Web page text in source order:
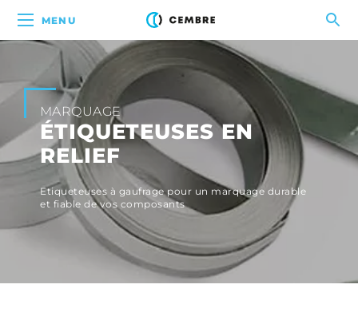
MENU
MARQUAGE
ÉTIQUETEUSES EN
RELIEF
Etiqueteuses à gaufrage pour un marquage durable
et fiable de vos composants